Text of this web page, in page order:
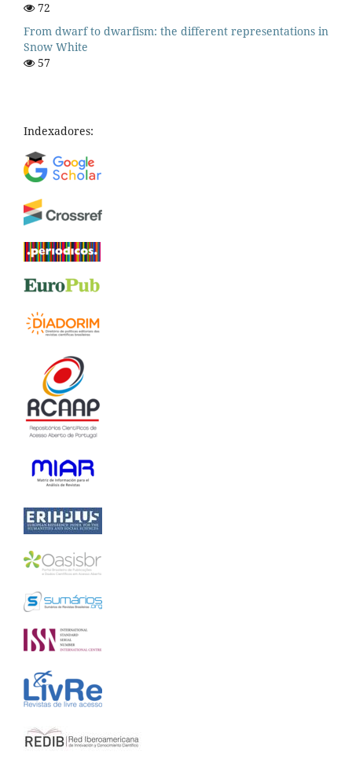
72
From dwarf to dwarfism: the different representations in
Snow White
57
Indexadores: